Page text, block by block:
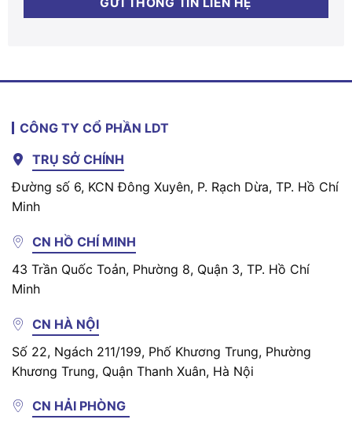
CÔNG TY CỔ PHẦN LDT
TRỤ SỞ CHÍNH
Đường số 6, KCN Đông Xuyên, P. Rạch Dừa, TP. Hồ Chí
Minh
CN HỒ CHÍ MINH
43 Trần Quốc Toản, Phường 8, Quận 3, TP. Hồ Chí
Minh
CN HÀ NỘI
Số 22, Ngách 211/199, Phố Khương Trung, Phường
Khương Trung, Quận Thanh Xuân, Hà Nội
CN HẢI PHÒNG